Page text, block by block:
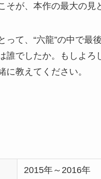
そが、本作の最大の見
って、“六龍”の中で最
誰でしたか。もしよろ
に教えてください。
2015年～2016年